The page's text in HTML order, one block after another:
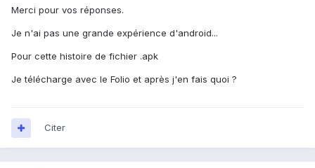
Merci pour vos réponses.
Je n'ai pas une grande expérience d'android...
Pour cette histoire de fichier .apk
Je télécharge avec le Folio et après j'en fais quoi ?
Citer